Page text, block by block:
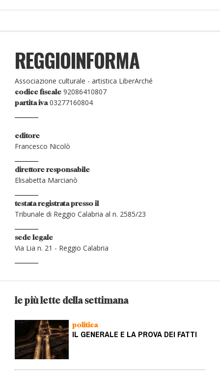
REGGIOINFORMA
Associazione culturale - artistica LiberArché
codice fiscale 92086410807
partita iva03277160804
editore
Francesco Nicolò
direttore responsabile
Elisabetta Marcianò
testata registrata presso il
Tribunale di Reggio Calabria al n. 2585/23
sede legale
Via Lia n. 21 - Reggio Calabria
le più lette della settimana
politica
IL GENERALE E LA PROVA DEI FATTI